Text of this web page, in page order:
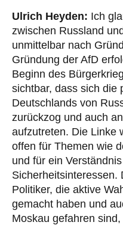
Ulrich Heyden: Ich
zwischen Russland
unmittelbar nach
Gründung der AfD
Beginn des
sichtbar, dass sich die
Deutschlands von
zurückzog und auch
aufzutreten. Die Linke
offen für Themen wie
und für ein
Sicherheitsinteressen.
Politiker, die aktive
gemacht haben und
Moskau gefahren